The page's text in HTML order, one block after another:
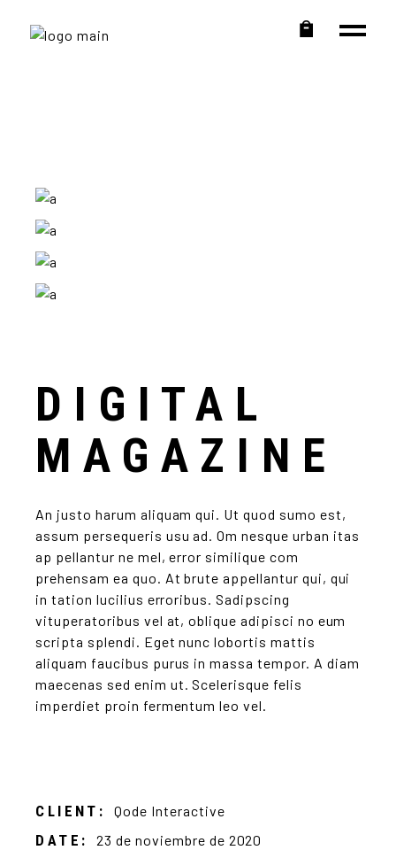
DIGITAL
MAGAZINE
An justo harum aliquam qui. Ut quod sumo est,
assum persequeris usu ad. Om nesque urban itas
ap pellantur ne mel, error similique com
prehensam ea quo. At brute appellantur qui, qui
in tation lucilius erroribus. Sadipscing
vituperatoribus vel at, oblique adipisci no eum
scripta splendi. Eget nunc lobortis mattis
aliquam faucibus purus in massa tempor. A diam
maecenas sed enim ut. Scelerisque felis
imperdiet proin fermentum leo vel.
CLIENT: Qode Interactive
DATE: 23 de noviembre de 2020